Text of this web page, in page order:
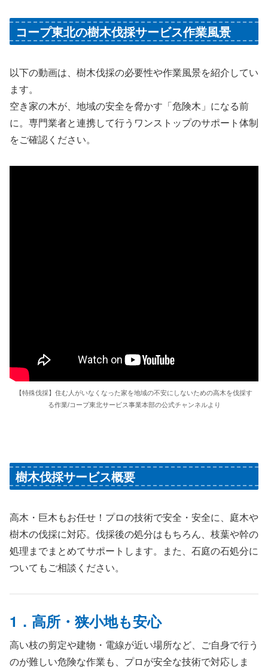
コープ東北の樹木伐採サービス作業風景
以下の動画は、樹木伐採の必要性や作業風景を紹介してい
ます。
空き家の木が、地域の安全を脅かす「危険木」になる前
に。専門業者と連携して行うワンストップのサポート体制
をご確認ください。
【特殊伐採】住む人がいなくなった家を地域の不安にしないための高木を伐採す
る作業/コープ東北サービス事業本部の公式チャンネルより
樹木伐採サービス概要
高木・巨木もお任せ！プロの技術で安全・安全に、庭木や
樹木の伐採に対応。伐採後の処分はもちろん、枝葉や幹の
処理までまとめてサポートします。また、石庭の石処分に
ついてもご相談ください。
1．高所・狭小地も安心
高い枝の剪定や建物・電線が近い場所など、ご自身で行う
のが難しい危険な作業も、プロが安全な技術で対応しま